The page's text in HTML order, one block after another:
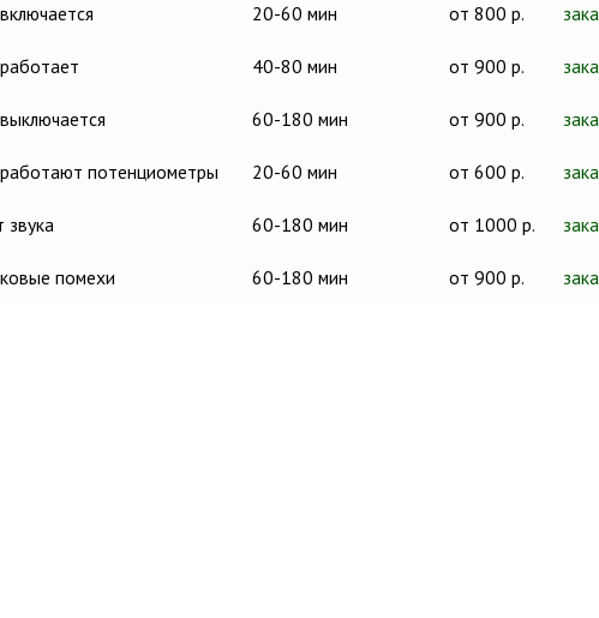
20-60 мин от 800 р.
40-80 мин от 900 р.
60-180 мин от 900 р.
потенциометры 20-60 мин от 600 р.
звука 60-180 мин от 1000 р.
помехи 60-180 мин от 900 р.